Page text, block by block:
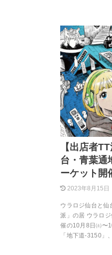
【出店者
台・青葉通
ーケット開
2023年8月15日
ウラロジ仙台と仙
派」の居 ウラロ
催の10月8日㈯〜
「地下道-3150」